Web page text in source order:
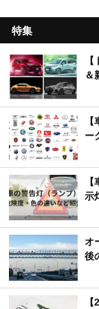
特集
＆
ー
示
オ
後